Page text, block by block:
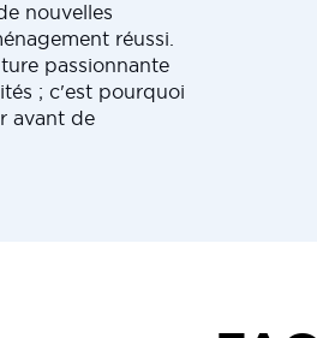
nouvelles
réussi.
passionnante
; c'est pourquoi
avant de